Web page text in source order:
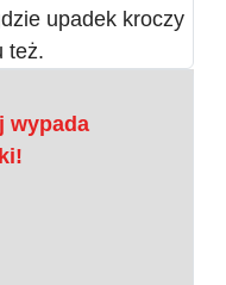
upadek kroczy
też.
wypada